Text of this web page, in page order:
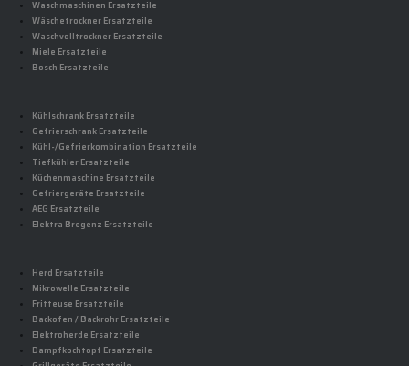
Waschmaschinen Ersatzteile
Wäschetrockner Ersatzteile
Waschvolltrockner Ersatzteile
Miele Ersatzteile
Bosch Ersatzteile
Kühlschrank Ersatzteile
Gefrierschrank Ersatzteile
Kühl-/Gefrierkombination Ersatzteile
Tiefkühler Ersatzteile
Küchenmaschine Ersatzteile
Gefriergeräte Ersatzteile
AEG Ersatzteile
Elektra Bregenz Ersatzteile
Herd Ersatzteile
Mikrowelle Ersatzteile
Fritteuse Ersatzteile
Backofen / Backrohr Ersatzteile
Elektroherde Ersatzteile
Dampfkochtopf Ersatzteile